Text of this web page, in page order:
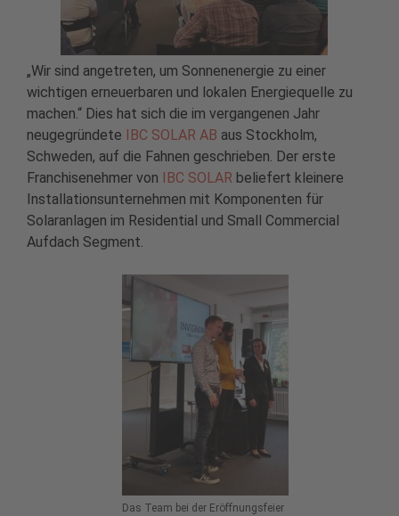
„Wir sind angetreten, um Sonnenenergie zu einer
wichtigen erneuerbaren und lokalen Energiequelle zu
machen.“ Dies hat sich die im vergangenen Jahr
neugegründete
IBC SOLAR AB aus Stockholm,
Schweden, auf die Fahnen geschrieben. Der erste
Franchisenehmer von
IBC SOLAR beliefert kleinere
Installationsunternehmen mit Komponenten für
Solaranlagen im Residential und Small Commercial
Aufdach Segment.
Das Team bei der Eröffnungsfeier